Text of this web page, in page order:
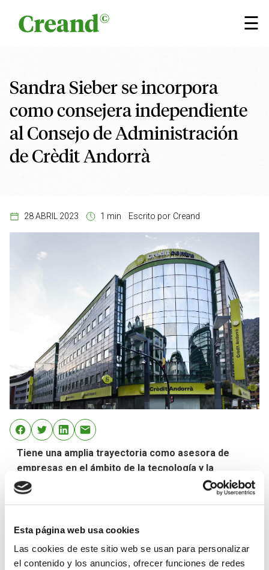
Esta página web usa cookies
Las cookies de este sitio web se usan para personalizar
el contenido y los anuncios, ofrecer funciones de redes
☰
×
Sandra Sieber se incorpora
como consejera independiente
al Consejo de Administración
de Crèdit Andorrà
28 ABRIL 2023 1 min Escrito por Creand
Tiene una amplia trayectoria como asesora de
empresas en el ámbito de la tecnología y la
transformación digital, así como una dilatada
experiencia académica como profesora.
refuerza el gobierno corporativo de la entidad.
La Junta General Ordinaria de Accionistas de Crèdit